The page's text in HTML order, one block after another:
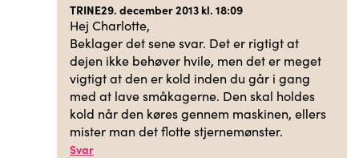
TRINE29. december 2013 kl. 18:09
Hej Charlotte,
Beklager det sene svar. Det er rigtigt at
dejen ikke behøver hvile, men det er meget
vigtigt at den er kold inden du går i gang
med at lave småkagerne. Den skal holdes
kold når den køres gennem maskinen, ellers
mister man det flotte stjernemønster.
Svar